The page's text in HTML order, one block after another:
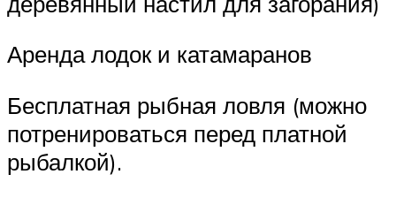
Аренда лодок и катамаранов
Бесплатная рыбная ловля (можно
потренироваться перед платной
рыбалкой).